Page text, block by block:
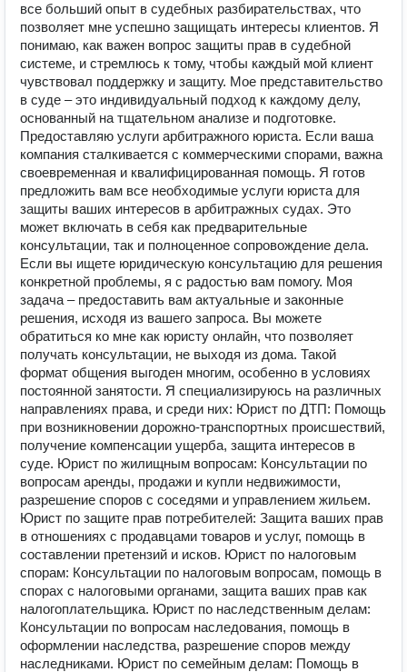
все больший опыт в судебных разбирательствах, что
позволяет мне успешно защищать интересы клиентов. Я
понимаю, как важен вопрос защиты прав в судебной
системе, и стремлюсь к тому, чтобы каждый мой клиент
чувствовал поддержку и защиту. Мое представительство
в суде – это индивидуальный подход к каждому делу,
основанный на тщательном анализе и подготовке.
Предоставляю услуги арбитражного юриста. Если ваша
компания сталкивается с коммерческими спорами, важна
своевременная и квалифицированная помощь. Я готов
предложить вам все необходимые услуги юриста для
защиты ваших интересов в арбитражных судах. Это
может включать в себя как предварительные
консультации, так и полноценное сопровождение дела.
Если вы ищете юридическую консультацию для решения
конкретной проблемы, я с радостью вам помогу. Моя
задача – предоставить вам актуальные и законные
решения, исходя из вашего запроса. Вы можете
обратиться ко мне как юристу онлайн, что позволяет
получать консультации, не выходя из дома. Такой
формат общения выгоден многим, особенно в условиях
постоянной занятости. Я специализируюсь на различных
направлениях права, и среди них: Юрист по ДТП: Помощь
при возникновении дорожно-транспортных происшествий,
получение компенсации ущерба, защита интересов в
суде. Юрист по жилищным вопросам: Консультации по
вопросам аренды, продажи и купли недвижимости,
разрешение споров с соседями и управлением жильем.
Юрист по защите прав потребителей: Защита ваших прав
в отношениях с продавцами товаров и услуг, помощь в
составлении претензий и исков. Юрист по налоговым
спорам: Консультации по налоговым вопросам, помощь в
спорах с налоговыми органами, защита ваших прав как
налогоплательщика. Юрист по наследственным делам:
Консультации по вопросам наследования, помощь в
оформлении наследства, разрешение споров между
наследниками. Юрист по семейным делам: Помощь в